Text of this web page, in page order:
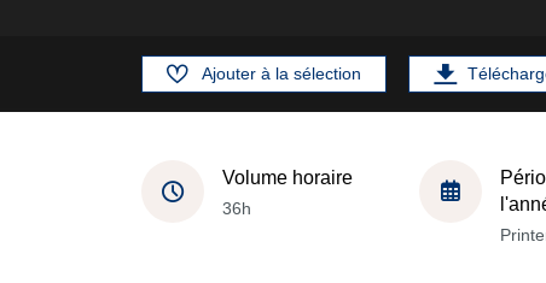
Ajouter à la sélection
Volume horaire
36h